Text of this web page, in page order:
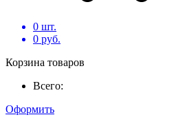
0 шт.
0 руб.
Корзина товаров
Всего:
Оформить